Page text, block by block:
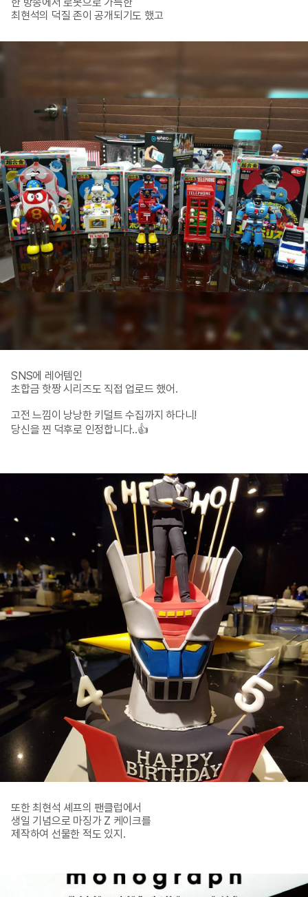
최현석의 덕질 존이 공개되기도 했고
SNS에 레어템인
초합금 핫짱 시리즈도 직접 업로드 했어.
고전 느낌이 낭낭한 키덜트 수집까지 하다니!
당신을 찐 덕후로 인정합니다..👍
또한 최현석 셰프의 팬클럽에서
생일 기념으로 마징가 Z 케이크를
제작하여 선물한 적도 있지.